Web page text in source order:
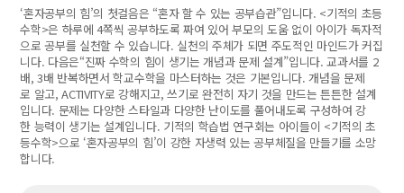
‘혼자공부의 힘’의 첫걸음은 “혼자 할 수 있는 공부습관”입니다. <기적의 초등
수학>은 하루에 4쪽씩 공부하도록 짜여 있어 부모의 도움 없이 아이가 독자적
으로 공부를 실천할 수 있습니다. 실천의 주체가 되면 주도적인 마인드가 커집
니다. 다음은“진짜 수학의 힘이 생기는 개념과 문제 설계”입니다. 교과서를 2
배, 3배 반복하면서 학교수학을 마스터하는 것은 기본입니다. 개념을 문제
로 알고, ACTIVITY로 강해지고, 쓰기로 완전히 자기 것을 만드는 튼튼한 설계
입니다. 문제는 다양한 스타일과 다양한 난이도를 풀어내도록 구성하여 강
한 능력이 생기는 설계입니다. 기적의 학습법 연구회는 아이들이 <기적의 초
등수학>으로 ‘혼자공부의 힘’이 강한 자생력 있는 공부체질을 만들기를 소망
합니다.